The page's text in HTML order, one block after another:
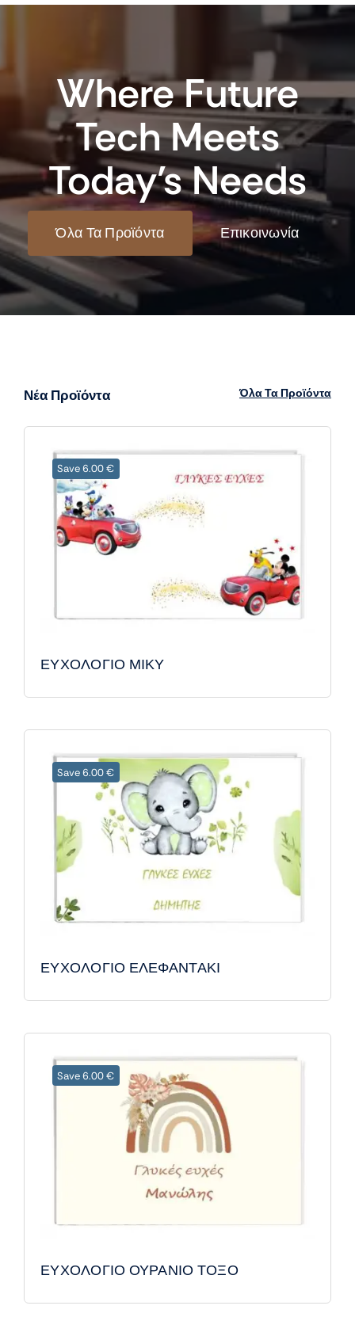
Where Future
Tech Meets
Today’s Needs
Όλα Τα Προϊόντα Επικοινωνία
Νέα Προϊόντα Όλα Τα Προϊόντα
Save 6.00 €
ΕΥΧΟΛΟΓΙΟ ΜΙΚΥ
Save 6.00 €
ΕΥΧΟΛΟΓΙΟ ΕΛΕΦΑΝΤΑΚΙ
Save 6.00 €
ΕΥΧΟΛΟΓΙΟ ΟΥΡΑΝΙΟ ΤΟΞΟ